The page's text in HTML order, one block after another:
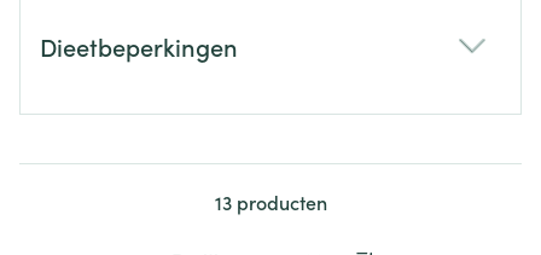
Dieetbeperkingen
13producten